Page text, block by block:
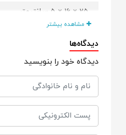
25 × 16 × 5 سانتیمتر
جنس
پلاستیک فشرده
تعداد در هر بسته
88 قطعه
مشاهده بیشتر
دیدگاه‌ها
دیدگاه خود را بنویسید